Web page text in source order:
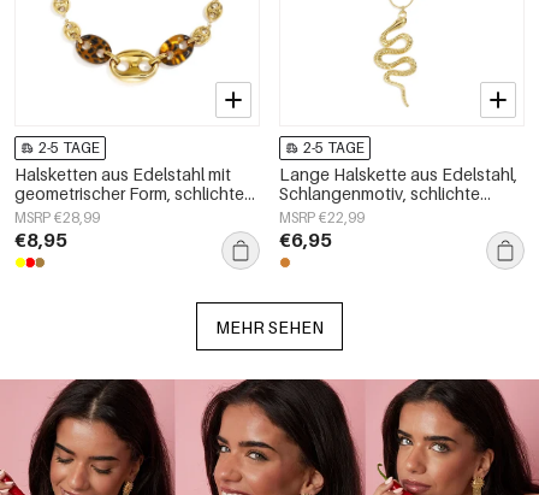
2-5 TAGE
Halsketten aus Edelstahl mit
geometrischer Form, schlichte
Alltags-Serie, Damenschmuck
MSRP €28,99
€8,95
2-5 TAGE
Lange Halskette aus Edelstahl,
Schlangenmotiv, schlichte
Alltags-Serie, Damenschmuck
MSRP €22,99
€6,95
MEHR SEHEN